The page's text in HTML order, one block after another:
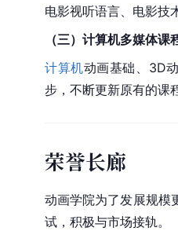
电影视听语言、 电影技
（三）计算机多媒体课
计算机动画基础、3D
步，不断更新原有的课
荣誉长廊
动画学院为了发展规模
试，积极与市场接轨。